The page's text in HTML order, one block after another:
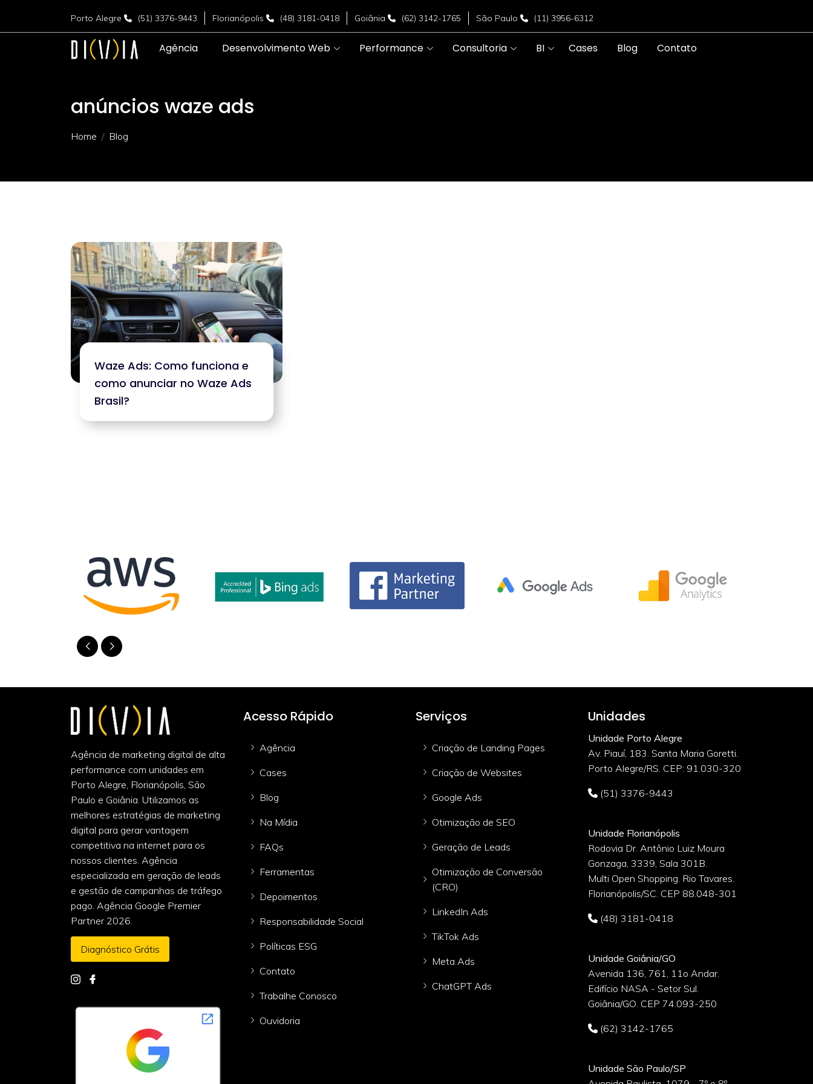
Porto Alegre (51) 3376-9443 Florianópolis (48) 3181-0418 Goiânia (62) 3142-1765 São Paulo (11) 3956-6312
Agência Desenvolvimento Web Performance Consultoria BI Cases Blog Contato
anúncios waze ads
Home Blog
Waze Ads: Como funciona e
como anunciar no Waze Ads
Brasil?
Agência de marketing digital de alta
performance com unidades em
Porto Alegre, Florianópolis, São
Paulo e Goiânia. Utilizamos as
melhores estratégias de marketing
digital para gerar vantagem
competitiva na internet para os
nossos clientes. Agência
especializada em geração de leads
e gestão de campanhas de tráfego
pago. Agência Google Premier
Partner 2026.
Diagnóstico Grátis
Acesso Rápido
Agência
Cases
Blog
Na Mídia
FAQs
Ferramentas
Depoimentos
Responsabilidade Social
Políticas ESG
Contato
Trabalhe Conosco
Ouvidoria
Serviços
Criação de Landing Pages
Criação de Websites
Google Ads
Otimização de SEO
Geração de Leads
Otimização de Conversão
(CRO)
LinkedIn Ads
TikTok Ads
Meta Ads
ChatGPT Ads
Unidades
Unidade Porto Alegre
Av. Piauí, 183. Santa Maria Goretti.
Porto Alegre/RS. CEP: 91.030-320
(51) 3376-9443
Unidade Florianópolis
Rodovia Dr. Antônio Luiz Moura
Gonzaga, 3339, Sala 301B.
Multi Open Shopping. Rio Tavares.
Florianópolis/SC. CEP 88.048-301
(48) 3181-0418
Unidade Goiânia/GO
Avenida 136, 761, 11o Andar.
Edifício NASA - Setor Sul.
Goiânia/GO. CEP 74.093-250
(62) 3142-1765
Unidade São Paulo/SP